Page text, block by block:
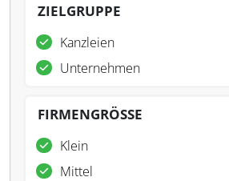
ZIELGRUPPE
Kanzleien
Unternehmen
FIRMENGRÖSSE
Klein
Mittel